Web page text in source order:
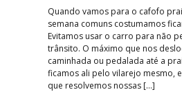
Quando vamos para o cafofo
semana comuns costumamos
Evitamos usar o carro para não
trânsito. O máximo que nos
caminhada ou pedalada até a
ficamos ali pelo vilarejo mesmo,
que resolvemos nossas […]